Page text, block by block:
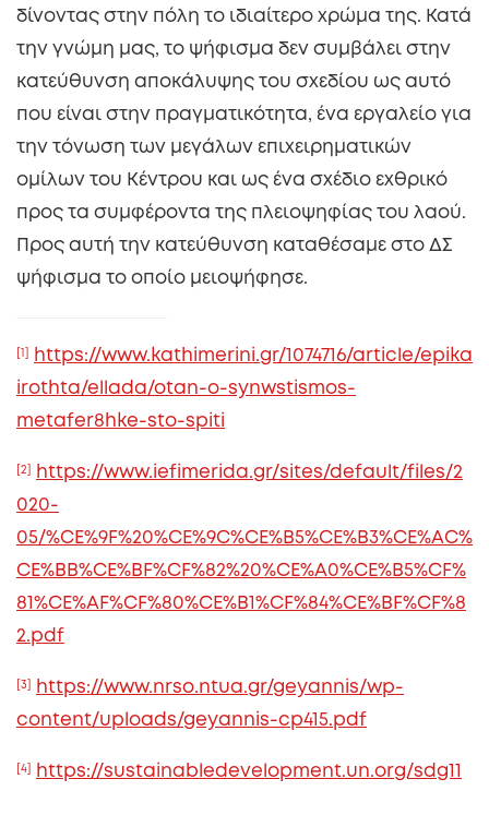
δίνοντας στην πόλη το ιδιαίτερο χρώμα της. Κατά
την γνώμη μας, το ψήφισμα δεν συμβάλει στην
κατεύθυνση αποκάλυψης του σχεδίου ως αυτό
που είναι στην πραγματικότητα, ένα εργαλείο για
την τόνωση των μεγάλων επιχειρηματικών
ομίλων του Κέντρου και ως ένα σχέδιο εχθρικό
προς τα συμφέροντα της πλειοψηφίας του λαού.
Προς αυτή την κατεύθυνση καταθέσαμε στο ΔΣ
ψήφισμα το οποίο μειοψήφησε.
https://www.kathimerini.gr/1074716/article/epika
irothta/ellada/otan-o-synwstismos-
metafer8hke-sto-spiti
[2]
https://www.iefimerida.gr/sites/default/files/2
020-
05/%CE%9F%20%CE%9C%CE%B5%CE%B3%CE%AC%
CE%BB%CE%BF%CF%82%20%CE%A0%CE%B5%CF%
81%CE%AF%CF%80%CE%B1%CF%84%CE%BF%CF%8
2.pdf
[3]
https://www.nrso.ntua.gr/geyannis/wp-
content/uploads/geyannis-cp415.pdf
[4] https://sustainabledevelopment.un.org/sdg11